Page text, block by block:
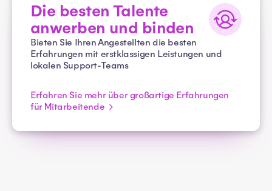
Die besten Talente
anwerben und binden
Bieten Sie Ihren Angestellten die besten
Erfahrungen mit erstklassigen Leistungen und
lokalen Support-Teams
Erfahren Sie mehr über großartige Erfahrungen
für Mitarbeitende